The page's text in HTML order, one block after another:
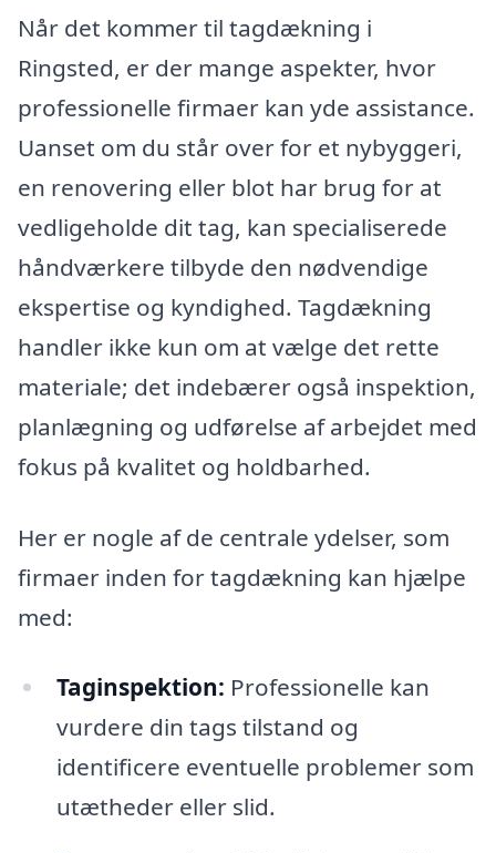
Når det kommer til tagdækning i
Ringsted, er der mange aspekter, hvor
professionelle firmaer kan yde assistance.
Uanset om du står over for et nybyggeri,
en renovering eller blot har brug for at
vedligeholde dit tag, kan specialiserede
håndværkere tilbyde den nødvendige
ekspertise og kyndighed. Tagdækning
handler ikke kun om at vælge det rette
materiale; det indebærer også inspektion,
planlægning og udførelse af arbejdet med
fokus på kvalitet og holdbarhed.
Her er nogle af de centrale ydelser, som
firmaer inden for tagdækning kan hjælpe
med:
Taginspektion: Professionelle kan
vurdere din tags tilstand og
identificere eventuelle problemer som
utætheder eller slid.